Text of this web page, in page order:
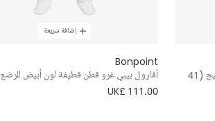
حقيبة تغيير للأطفال بطبعة مونوغرام لون بيج (41
إضافة سريعة
Bonpoint
أفارول بيبي غرو قطن قطيفة لون أبيض للرضع
UK£ 111.00